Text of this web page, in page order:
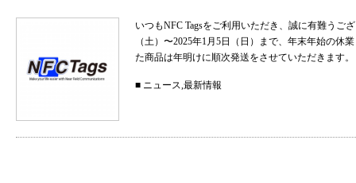
いつもNFC Tagsをご利用いただき、誠に有難う
（土）〜2025年1月5日（日）まで、年末年始の
た商品は年明けに順次発送をさせていただきま
■ ニュース,最新情報